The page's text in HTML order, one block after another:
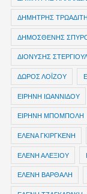
ΔΗΜΗΤΡΗΣ
ΔΗΜΟΣΘΕΝΗΣ
ΔΙΟΝΥΣΗΣ
ΔΩΡΟΣ ΛΟΪΖΟΥ
ΕΙΡΗΝΗ ΙΩΑΝΝΙΔΟΥ
ΕΙΡΗΝΗ ΜΠΟΜΠΟΛΗ
ΕΛΕΝΑ ΓΚΙΡΓΚΕΝΗ
ΕΛΕΝΗ ΑΛΕΞΙΟΥ
ΕΛΕΝΗ ΒΑΡΘΑΛΗ